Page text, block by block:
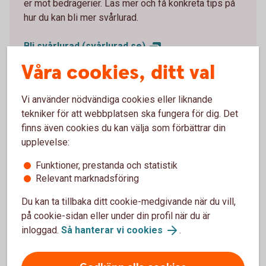
er mot bedrägerier. Läs mer och få konkreta tips på
hur du kan bli mer svårlurad.
Bli svårlurad (svårlurad.se)
bedrägerier
Young adult waiting at the train station
Våra cookies, ditt val
Vi använder nödvändiga cookies eller liknande
tekniker för att webbplatsen ska fungera för dig. Det
finns även cookies du kan välja som förbättrar din
upplevelse:
Funktioner, prestanda och statistik
Relevant marknadsföring
Du kan ta tillbaka ditt cookie-medgivande när du vill,
på cookie-sidan eller under din profil när du är
inloggad. Så hanterar vi cookies .